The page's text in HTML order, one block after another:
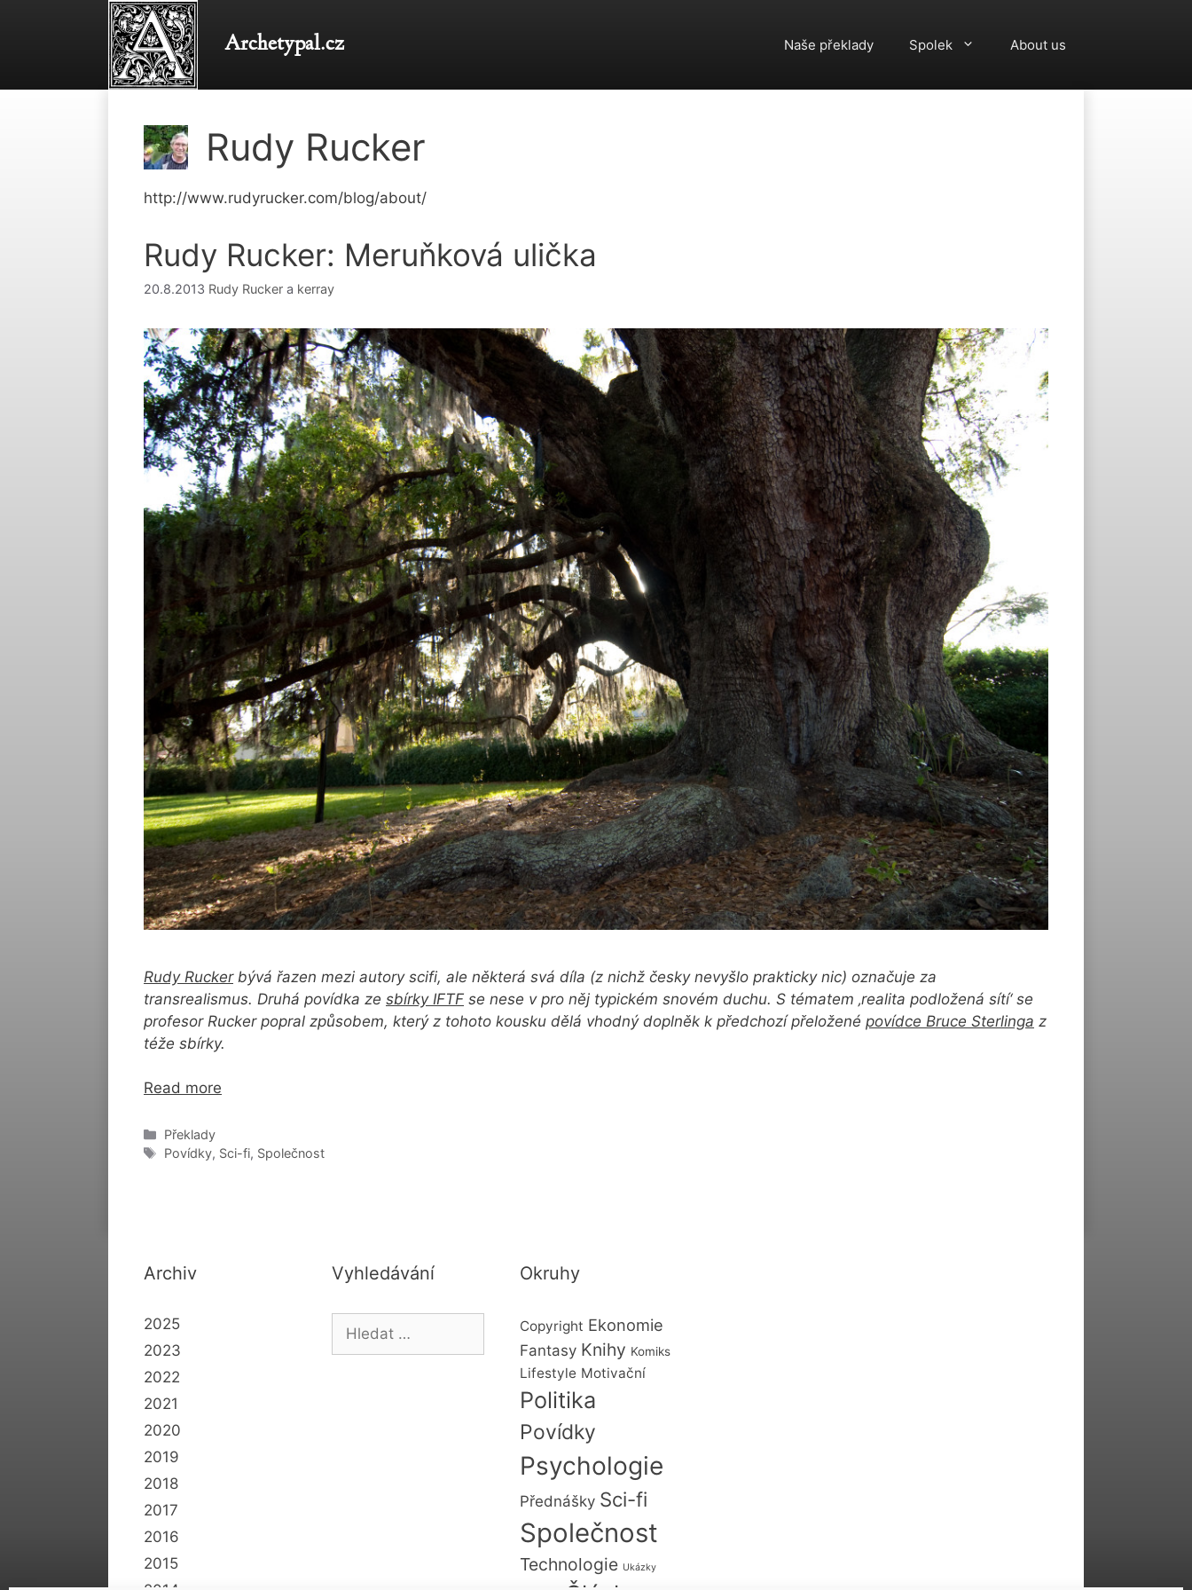
Archetypal.cz Naše překlady Spolek About us
Rudy Rucker
http://www.rudyrucker.com/blog/about/
Rudy Rucker: Meruňková ulička
20.8.2013 Rudy Rucker a kerray
Rudy Ruckerbývá řazen mezi autory scifi, ale některá svá díla (z nichž česky nevyšlo prakticky nic) označuje za
transrealismus. Druhá povídka ze sbírky IFTF se nese v pro něj typickém snovém duchu. S tématem ‚realita podložená sítí‘ se
profesor Rucker popral způsobem, který z tohoto kousku dělá vhodný doplněk k předchozípřeložené povídce Bruce Sterlinga z
téže sbírky.
Read more
Rubriky
Překlady
Štítky
Povídky, Sci-fi, Společnost
Archiv
2025
2023
2022
2021
2020
2019
2018
2017
2016
2015
Vyhledávání
Hledat:
Okruhy
Copyright Ekonomie
Fantasy Knihy Komiks
Lifestyle Motivační
Politika
Povídky
Psychologie
Přednášky Sci-fi
Společnost
Technologie Ukázky